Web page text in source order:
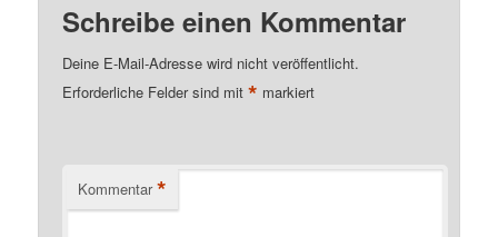
Schreibe einen Kommentar
Deine E-Mail-Adresse wird nicht veröffentlicht.
Erforderliche Felder sind mit* markiert
Kommentar *